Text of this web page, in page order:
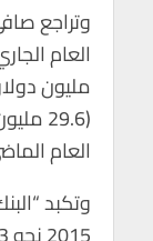
وتراجع
(29.6
العام
وتكبد